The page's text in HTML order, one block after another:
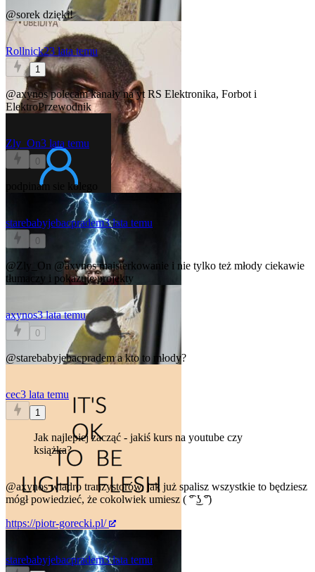
@sorek dzięki!
Rollnick23 lata temu
1
@axynospolecam kanały na yt RS Elektronika, Forbot i
ElektroPrzewodnik
Zly_On3 lata temu
0
podpinam sie kolego
starebabyjebacpradem3 lata temu
0
@Zly_On @axynosmajsterkowanie i nie tylko też młody ciekawie
tłumaczy i pokazuje projekty
axynos3 lata temu
0
@starebabyjebacpradema kto to młody?
cec3 lata temu
1
Jak najlepiej zacząć - jakiś kurs na youtube czy
książka?
@axynoswiadro tranzystorów, jak już spalisz wszystkie to będziesz
mógł powiedzieć, że cokolwiek umiesz ( ͡° ͜ʖ ͡°)
https://piotr-gorecki.pl/
starebabyjebacpradem3 lata temu